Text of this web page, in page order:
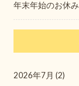
年末年始のお休み
2026年7月 (2)